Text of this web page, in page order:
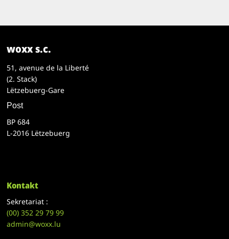
woxx s.c.
51, avenue de la Liberté
(2. Stack)
Lëtzebuerg-Gare
Post
BP 684
L-2016 Lëtzebuerg
Kontakt
Sekretariat :
(00)352 29 79 99
admin@woxx.lu